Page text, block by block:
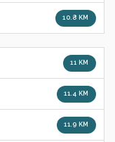
10.8 KM
11 KM
11.4 KM
11.9 KM